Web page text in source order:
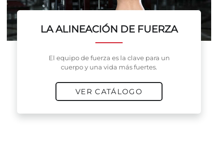
LA ALINEACIÓN DE FUERZA
El equipo de fuerza es la clave para un
cuerpo y una vida más fuertes.
VER CATÁLOGO